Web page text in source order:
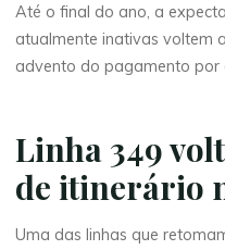
Até o final do ano, a
atualmente inativas voltem
advento do pagamento por
Linha 349
de itinerário
Uma das linhas que